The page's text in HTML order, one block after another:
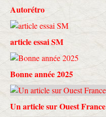
Autorétro
article essai SM
Bonne année 2025
Un article sur Ouest France